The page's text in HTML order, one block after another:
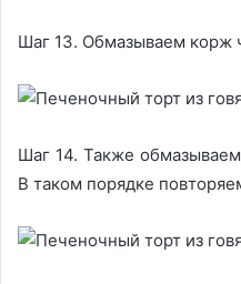
Шаг 13. Обмазываем корж
Шаг 14. Также
В таком порядке